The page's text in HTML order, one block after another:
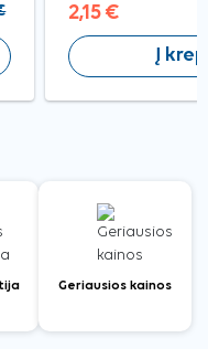
2,15 €
Į
Geriausios kainos